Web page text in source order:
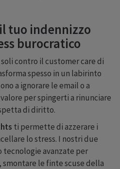
tuo indennizzo
burocratico
contro il customer care di
spesso in un labirinto
a ignorare le email o a
per spingerti a rinunciare
di diritto.
ti permette di azzerare i
lo stress. I nostri due
avanzate per
le finte scuse della